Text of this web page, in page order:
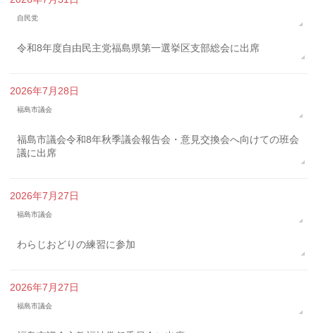
自民党
令和8年度自由民主党福島県第一選挙区支部総会に出席
2026年7月28日
福島市議会
福島市議会令和8年秋季議会報告会・意見交換会へ向けての班会
議に出席
2026年7月27日
福島市議会
わらじおどりの練習に参加
2026年7月27日
福島市議会